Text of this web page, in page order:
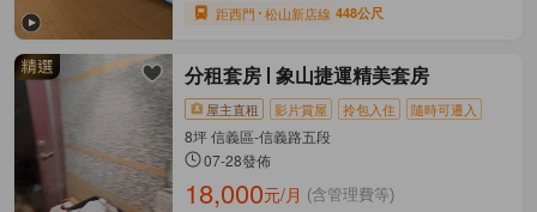
距西門 松山新店線 448公尺
分租套房 象山捷運精美套房
屋主直租 影片賞屋 拎包入住 隨時可遷入
8坪 信義區-信義路五段
07-28發佈
18,000元/月 (含管理費等)